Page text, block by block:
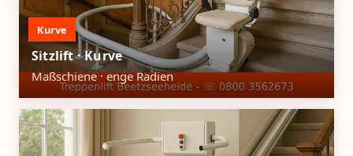
Kurve
Sitzlift · Kurve
Maßschiene · enge Radien